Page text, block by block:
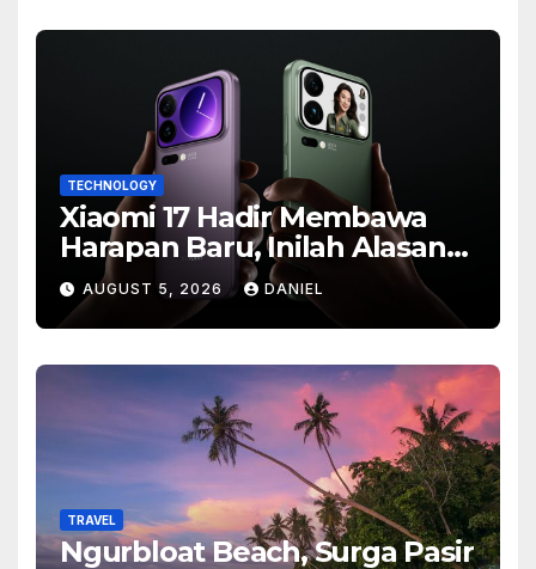
TECHNOLOGY
Xiaomi 17 Hadir Membawa
Harapan Baru, Inilah Alasan
Banyak Orang Menantikan
Ponsel Flagship Ini
AUGUST 5, 2026 DANIEL
TRAVEL
Ngurbloat Beach, Surga Pasir